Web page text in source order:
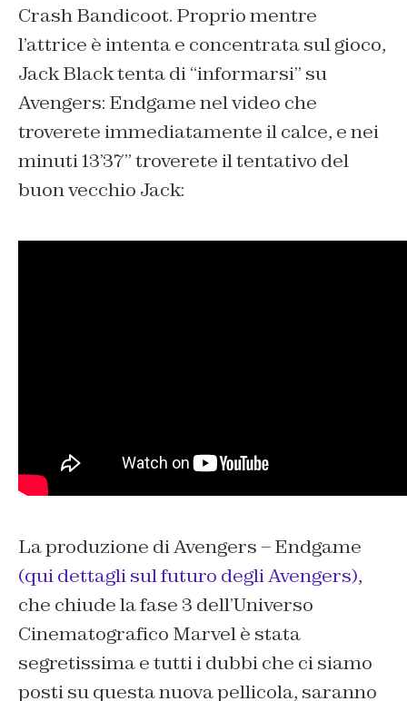
Crash Bandicoot. Proprio mentre
l’attrice è intenta e concentrata sul gioco,
Jack Blacktenta di“informarsi” su
Avengers: Endgamenel video che
troverete immediatamente il calce, e nei
minuti13’37”troverete il tentativo del
buon vecchio Jack:
La produzione diAvengers – Endgame
(qui dettagli sul futuro degli Avengers),
che chiude la fase 3 dell’Universo
Cinematografico Marvel è stata
segretissima e tutti i dubbi che ci siamo
posti su questa nuova pellicola, saranno